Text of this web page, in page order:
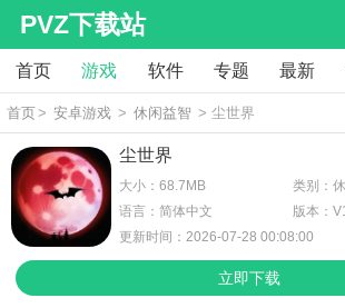
PVZ下载站
首页 游戏 软件 专题 最新
首页> 安卓游戏 > 休闲益智 > 尘世界
尘世界
大小：68.7MB
类别：
语言：简体中文
版本：
更新时间：2026-07-28 00:08:00
立即下载